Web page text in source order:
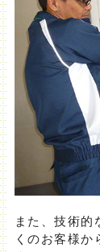
また、技術
くのお客様